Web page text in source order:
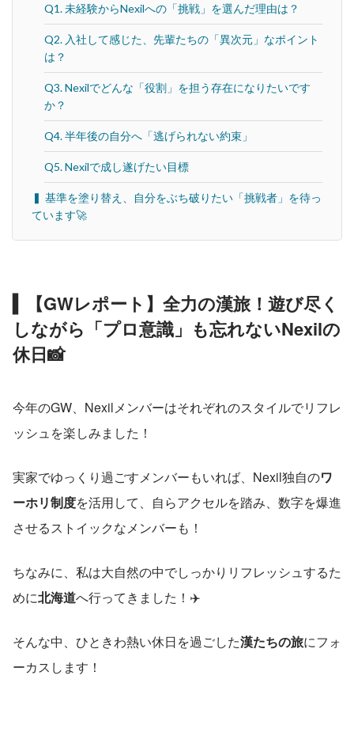
Q1. 未経験からNexilへの「挑戦」を選んだ理由は？
Q2. 入社して感じた、先輩たちの「異次元」なポイント
は？
Q3. Nexilでどんな「役割」を担う存在になりたいです
か？
Q4. 半年後の自分へ「逃げられない約束」
Q5. Nexilで成し遂げたい目標
▍ 基準を塗り替え、自分をぶち破りたい「挑戦者」を待っ
ています🚀
▍【GWレポート】全力の漢旅！遊び尽く
しながら「プロ意識」も忘れないNexilの
休日📸
今年のGW、Nexilメンバーはそれぞれのスタイルでリフレ
ッシュを楽しみました！
実家でゆっくり過ごすメンバーもいれば、Nexil独自のワ
ーホリ制度を活用して、自らアクセルを踏み、数字を爆進
させるストイックなメンバーも！
ちなみに、私は大自然の中でしっかりリフレッシュするた
めに北海道へ行ってきました！✈️
そんな中、ひときわ熱い休日を過ごした漢たちの旅にフォ
ーカスします！